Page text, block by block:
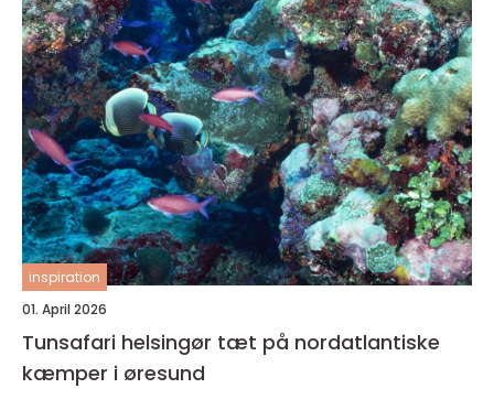
inspiration
01. April 2026
Tunsafari helsingør tæt på nordatlantiske
kæmper i øresund